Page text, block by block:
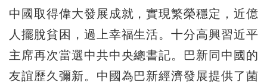
中國取得偉大發展成就，實現繁榮穩定，近億
人擺脫貧困，過上幸福生活。十分高興習近平
主席再次當選中共中央總書記。巴新同中國的
友誼歷久彌新。中國為巴新經濟發展提供了菌